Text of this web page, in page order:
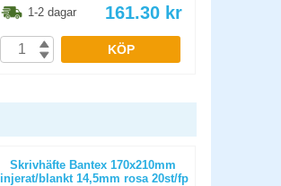
1-2 dagar 161.30 kr
KÖP
Skrivhäfte Bantex 170x210mm
linjerat/blankt 14,5mm rosa 20st/fp